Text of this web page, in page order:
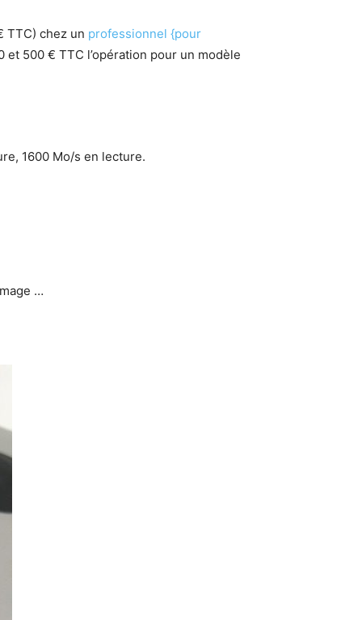
TTC) chez un professionnel {pour
500 € TTC l’opération pour un modèle
1600 Mo/s en lecture.
…